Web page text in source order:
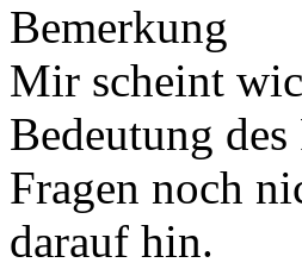
Bemerkung
Mir scheint
Bedeutung
Fragen noch
darauf hin.